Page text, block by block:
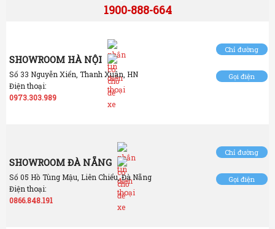
1900-888-664
SHOWROOM HÀ NỘI
Số 33 Nguyễn Xiển, Thanh Xuân, HN
Điện thoại:
0973.303.989
Chỉ đường
Gọi điện
SHOWROOM ĐÀ NẴNG
Số 05 Hồ Tùng Mậu, Liên Chiểu, Đà Nẵng
Điện thoại:
0866.848.191
Chỉ đường
Gọi điện